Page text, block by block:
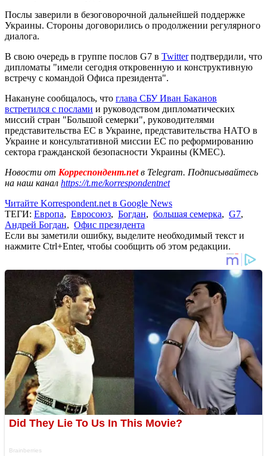
Послы заверили в безоговорочной дальнейшей поддержке
Украины. Стороны договорились о продолжении регулярного
диалога.
В свою очередь в группе послов G7 в Twitterподтвердили, что
дипломаты "имели сегодня откровенную и конструктивную
встречу с командой Офиса президента".
Накануне сообщалось, что глава СБУ Иван Баканов
встретился с послами и руководством дипломатических
миссий стран "Большой семерки", руководителями
представительства ЕС в Украине, представительства НАТО в
Украине и консультативной миссии ЕС по реформированию
сектора гражданской безопасности Украины (КМЕС).
Новости от Корреспондент.netв Telegram. Подписывайтесь
на наш канал https://t.me/korrespondentnet
Читайте Korrespondent.net в Google News
ТЕГИ: Европа, Евросоюз, Богдан, большая семерка, G7,
Андрей Богдан, Офис президента
Если вы заметили ошибку, выделите необходимый текст и
нажмите Ctrl+Enter, чтобы сообщить об этом редакции.